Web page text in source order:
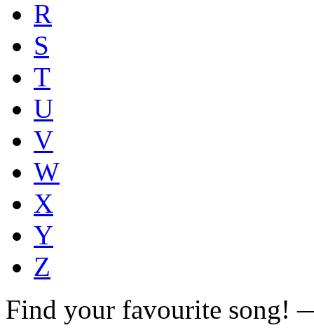
R
S
T
U
V
W
X
Y
Z
Find your favourite song!